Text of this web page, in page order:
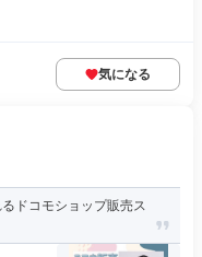
気になる
ドコモショップ販売ス